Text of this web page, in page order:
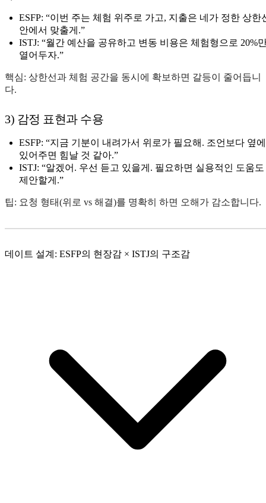
ESFP: “이번 주는 체험 위주로 가고, 지출은 네가 정한 상한
안에서 맞출게.”
ISTJ: “월간 예산을 공유하고 변동 비용은 체험형으로 20%
열어두자.”
핵심: 상한선과 체험 공간을 동시에 확보하면 갈등이 줄어듭니
다.
3) 감정 표현과 수용
ESFP: “지금 기분이 내려가서 위로가 필요해. 조언보다 옆에
있어주면 힘날 것 같아.”
ISTJ: “알겠어. 우선 듣고 있을게. 필요하면 실용적인 도움도
제안할게.”
팁: 요청 형태(위로 vs 해결)를 명확히 하면 오해가 감소합니다.
데이트 설계: ESFP의 현장감 × ISTJ의 구조감